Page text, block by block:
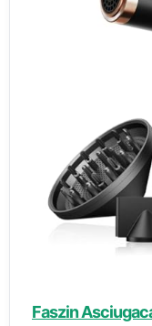
Faszin